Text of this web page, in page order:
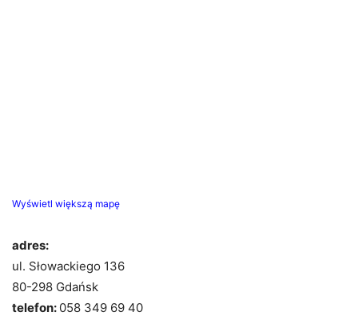
Wyświetl większą mapę
adres:
ul. Słowackiego 136
80-298 Gdańsk
telefon: 058 349 69 40